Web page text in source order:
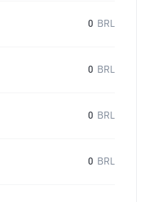
0 BRL
0 BRL
0 BRL
0 BRL